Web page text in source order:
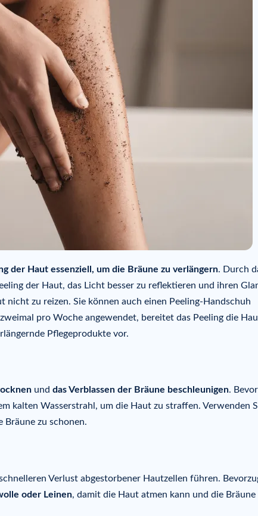
der Haut essenziell, um die Bräune zu verlängern. Durch
der Haut, das Licht besser zu reflektieren und ihren
nicht zu reizen. Sie können auch einen Peeling-Handschuh
pro Woche angewendet, bereitet das Peeling die
Pflegeprodukte vor.
und das Verblassen der Bräune beschleunigen.
kalten Wasserstrahl, um die Haut zu straffen. Verwenden
Bräune zu schonen.
Verlust abgestorbener Hautzellen führen.
oder Leinen, damit die Haut atmen kann und die Bräune